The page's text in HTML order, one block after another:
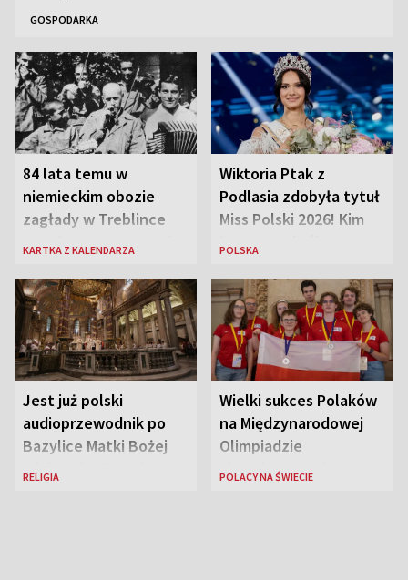
GOSPODARKA
84 lata temu w
niemieckim obozie
zagłady w Treblince
zmarł Janusz Korczak
KARTKA Z KALENDARZA
Wiktoria Ptak z
Podlasia zdobyła tytuł
Miss Polski 2026! Kim
jest nowa królowa
POLSKA
Jest już polski
audioprzewodnik po
Bazylice Matki Bożej
Większej w Rzymie
RELIGIA
Wielki sukces Polaków
na Międzynarodowej
Olimpiadzie
Lingwistycznej
POLACY NA ŚWIECIE